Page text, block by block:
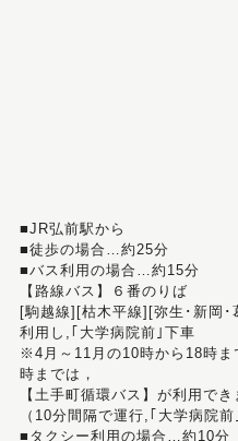
■JR弘前駅から
■徒歩の場合…約25分
■バス利用の場合…約15分
【路線バス】６番のりば
[駒越線][枯木平線][弥生･新岡
利用し,｢大学病院前｣下車
※4月～11月の10時から18時
時までは，
【土手町循環バス】が利用でき
（10分間隔で運行,｢大学病院前
■タクシー利用の場合…約10分